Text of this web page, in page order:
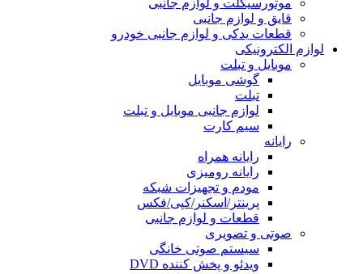
موتورسیکلت و لوازم جانبی
قایق و لوازم جانبی
قطعات یدکی و لوازم جانبی خودرو
لوازم الکترونیکی
موبایل و تبلت
گوشی موبایل
تبلت
لوازم جانبی موبایل و تبلت
سیم کارت
رایانه
رایانه همراه
رایانه رومیزی
مودم و تجهیزات شبکه
پرینتر/اسکنر/کپی/فکس
قطعات و لوازم جانبی
صوتی و تصویری
سیستم صوتی خانگی
ویدئو و پخش کننده DVD